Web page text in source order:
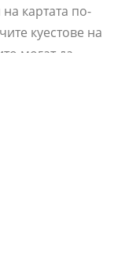
картата по-
куестове на
могат да